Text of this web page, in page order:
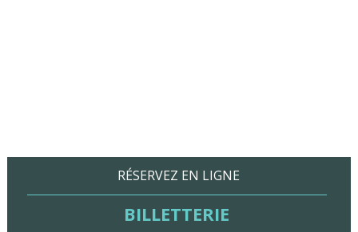
RÉSERVEZ EN LIGNE
BILLETTERIE